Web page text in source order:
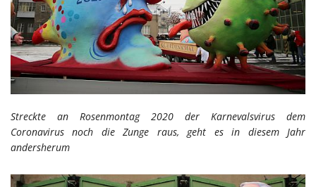
Streckte an Rosenmontag 2020 der Karnevalsvirus dem
Coronavirus noch die Zunge raus, geht es in diesem Jahr
andersherum